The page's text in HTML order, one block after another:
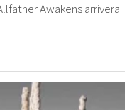
Awakens arrivera